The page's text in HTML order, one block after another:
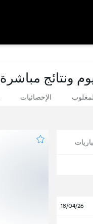
ونتائج مباشرة
الإحصائيات
18/04/26